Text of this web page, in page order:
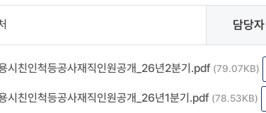
담당자
시친인척등공사재직인원공개_26년2분기.pdf (79.07KB)
시친인척등공사재직인원공개_26년1분기.pdf (78.53KB)